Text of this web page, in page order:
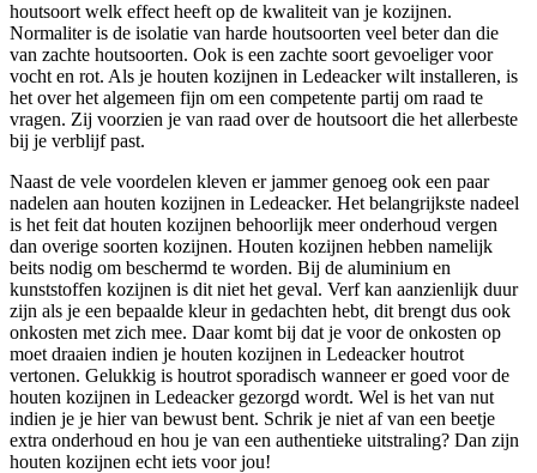
houtsoort welk effect heeft op de kwaliteit van je kozijnen.
Normaliter is de isolatie van harde houtsoorten veel beter dan die
van zachte houtsoorten. Ook is een zachte soort gevoeliger voor
vocht en rot. Als je houten kozijnen in Ledeacker wilt installeren, is
het over het algemeen fijn om een competente partij om raad te
vragen. Zij voorzien je van raad over de houtsoort die het allerbeste
bij je verblijf past.
Naast de vele voordelen kleven er jammer genoeg ook een paar
nadelen aan houten kozijnen in Ledeacker. Het belangrijkste nadeel
is het feit dat houten kozijnen behoorlijk meer onderhoud vergen
dan overige soorten kozijnen. Houten kozijnen hebben namelijk
beits nodig om beschermd te worden. Bij de aluminium en
kunststoffen kozijnen is dit niet het geval. Verf kan aanzienlijk duur
zijn als je een bepaalde kleur in gedachten hebt, dit brengt dus ook
onkosten met zich mee. Daar komt bij dat je voor de onkosten op
moet draaien indien je houten kozijnen in Ledeacker houtrot
vertonen. Gelukkig is houtrot sporadisch wanneer er goed voor de
houten kozijnen in Ledeacker gezorgd wordt. Wel is het van nut
indien je je hier van bewust bent. Schrik je niet af van een beetje
extra onderhoud en hou je van een authentieke uitstraling? Dan zijn
houten kozijnen echt iets voor jou!